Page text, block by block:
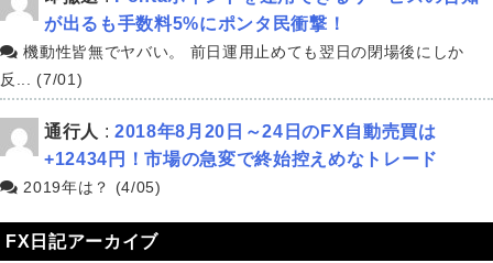
が出るも手数料5%にポンタ民衝撃！
機動性皆無でヤバい。 前日運用止めても翌日の閉場後にしか
反... (7/01)
通行人 : 2018年8月20日～24日のFX自動売買は
+12434円！市場の急変で終始控えめなトレード
2019年は？ (4/05)
FX日記アーカイブ